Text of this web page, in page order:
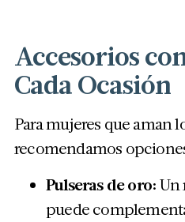
Accesorios
Cada Ocasión
Para mujeres que aman
recomendamos
Pulseras de oro: Un
puede